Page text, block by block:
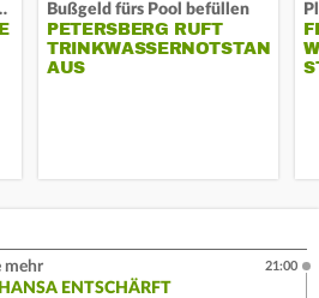
gesperrt Bußgeld fürs Pool befüllen
PETERSBERG RUFT
TRINKWASSERNOTSTAND
AUS
mehr
ENTSCHÄRFT
21:00